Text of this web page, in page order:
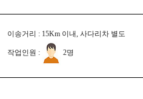
이송거리 : 15Km 이내, 사다리차 별도
작업인원 : 2명